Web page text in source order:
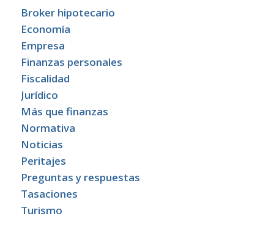
Broker hipotecario
Economía
Empresa
Finanzas personales
Fiscalidad
Jurídico
Más que finanzas
Normativa
Noticias
Peritajes
Preguntas y respuestas
Tasaciones
Turismo